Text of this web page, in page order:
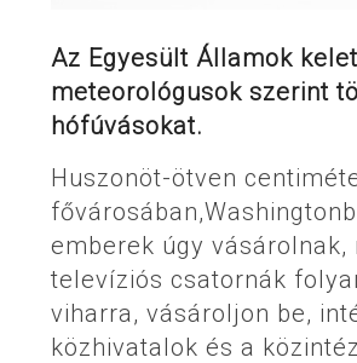
Az Egyesült Államok
meteorológusok szerint
hófúvásokat.
Huszonöt-ötven
emberek úgy
televíziós csatornák
viharra, vásároljon be,
közhivatalok és a